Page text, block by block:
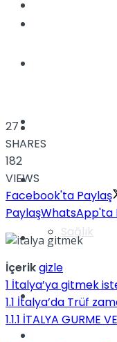
Sağlık
Türkiye
Müzik
Sinema
27
SHARES
182
VIEWS
Facebook'ta Paylaş
PaylaşWhatsApp'ta
İçerikgizle
1 İtalya’ya gitmek
1.1 İtalya’da Trüf
1.1.1 İTALYA GURME